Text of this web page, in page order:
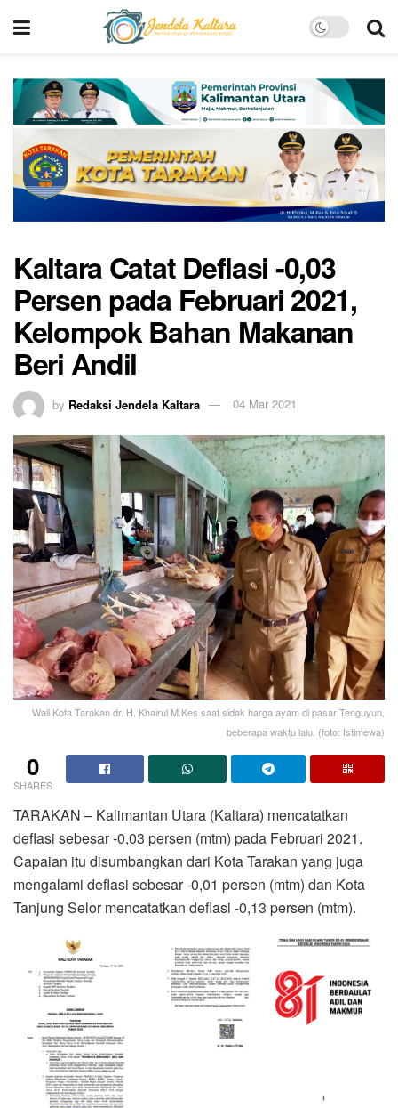
Kaltara Catat Deflasi -0,03
Persen pada Februari 2021,
Kelompok Bahan Makanan
Beri Andil
by Redaksi Jendela Kaltara 04 Mar 2021
Wali Kota Tarakan dr. H. Khairul M.Kes saat sidak harga ayam di pasar Tenguyun,
beberapa waktu lalu. (foto: Istimewa)
0
SHARES
TARAKAN – Kalimantan Utara (Kaltara) mencatatkan
deflasi sebesar -0,03 persen (mtm) pada Februari 2021.
Capaian itu disumbangkan dari Kota Tarakan yang juga
mengalami deflasi sebesar -0,01 persen (mtm) dan Kota
Tanjung Selor mencatatkan deflasi -0,13 persen (mtm).